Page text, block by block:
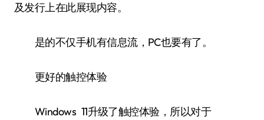
及发行上在此展现内容。
是的不仅手机有信息流，PC也要有了。
更好的触控体验
Windows 11升级了触控体验，所以对于